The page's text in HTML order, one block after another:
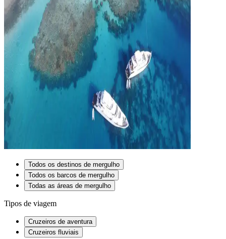
Todos os destinos de mergulho
Todos os barcos de mergulho
Todas as áreas de mergulho
Tipos de viagem
Cruzeiros de aventura
Cruzeiros fluviais